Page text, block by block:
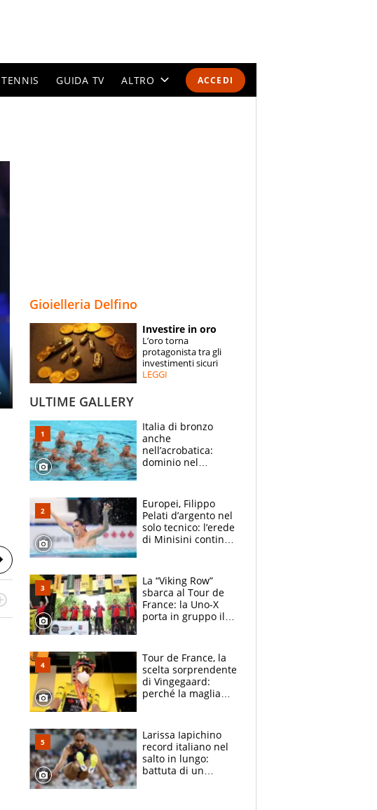
ACCEDI
TENNIS GUIDA TV ALTRO
SPECIALI
ESPERTI
Gioielleria Delfino
Investire in oro
L’oro torna
protagonista tra gli
investimenti sicuri
LEGGI
ULTIME GALLERY
Italia di bronzo
anche
nell’acrobatica:
dominio nel
e compagni
continuare
Europei, Filippo
Pelati d’argento nel
solo tecnico: l’erede
di Minisini continua
mirino
La “Viking Row”
sbarca al Tour de
France: la Uno-X
porta in gruppo il
compagni
Tour de France, la
scelta sorprendente
di Vingegaard:
perché la maglia
rischio da evitare
Larissa Iapichino
record italiano nel
salto in lungo:
battuta di un